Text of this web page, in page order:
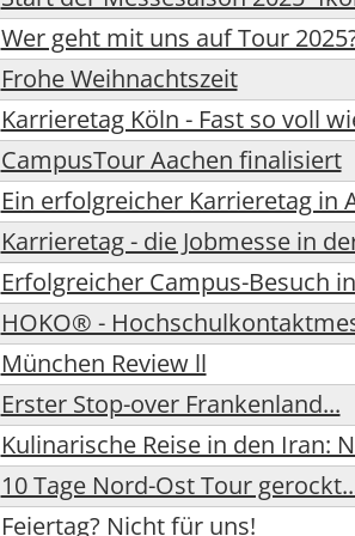
Wer geht mit uns auf Tour
Frohe Weihnachtszeit
Karrieretag Köln - Fast so voll
CampusTour Aachen finalisiert
Ein erfolgreicher Karrieretag in
Karrieretag - die Jobmesse in
Erfolgreicher Campus-Besuch
HOKO® -
München Review ll
Erster Stop-over Frankenland...
Kulinarische Reise in den Iran:
10 Tage Nord-Ost Tour
Feiertag? Nicht für uns!